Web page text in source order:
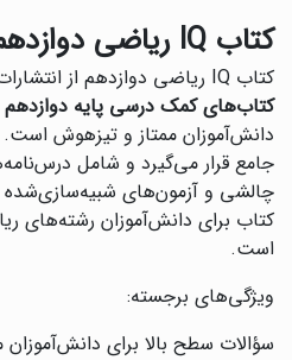
کتاب IQ ریاضی دوازدهم (انتشارات گاج)
کتاب IQ ریاضی دوازدهم از انتشارات گاج، یکی از
کتاب‌های کمک درسی پایه دوازدهم
دانش‌آموزان ممتاز و تیزهوش
جامع قرار می‌گیرد و شامل
چالشی و آزمون‌های شبیه‌سازی‌شده
کتاب برای دانش‌آموزان رشته‌های
است.
ویژگی‌های برجسته:
سؤالات سطح بالا برای دانش‌آموزان